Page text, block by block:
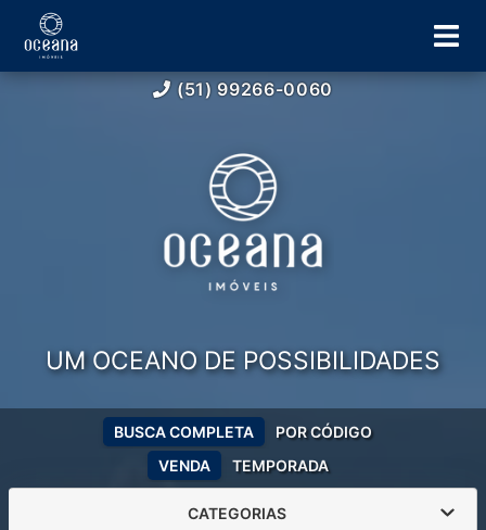
(51) 99266-0060
UM OCEANO DE POSSIBILIDADES
VENDA TEMPORADA
BUSCA COMPLETA POR CÓDIGO
CATEGORIAS